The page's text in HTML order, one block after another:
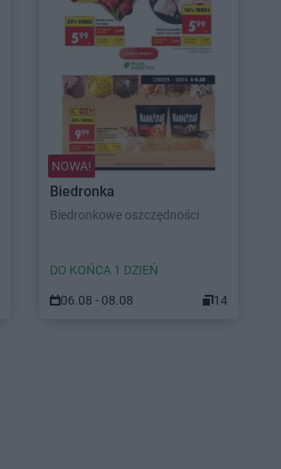
NOWA!
Biedronka
Biedronkowe oszczędności
DO KOŃCA 1 DZIEŃ
06.08 - 08.08 14